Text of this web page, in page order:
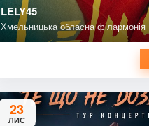
LELY45
Хмельницька обласна філармонія
23
ЛИС